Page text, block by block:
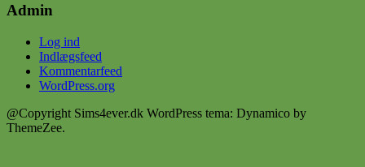
Admin
Log ind
Indlægsfeed
Kommentarfeed
WordPress.org
@Copyright Sims4ever.dk WordPress tema: Dynamico by
ThemeZee.